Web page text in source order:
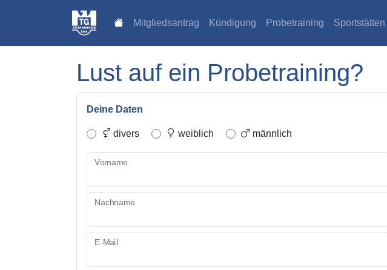
Mitgliedsantrag Kündigung Probetraining Sportstätten
Lust auf ein Probetraining?
Deine Daten
divers weiblich männlich
Vorname
Nachname
E-Mail